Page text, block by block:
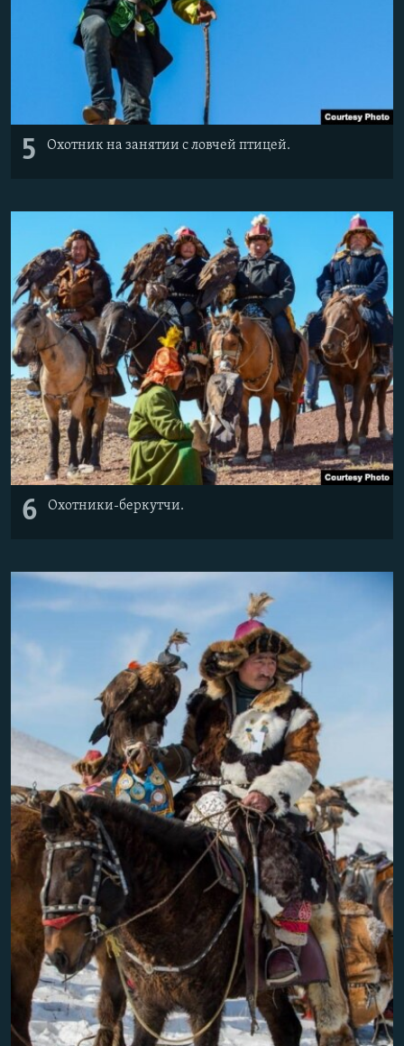
5 Охотник на занятии с ловчей птицей.
6 Охотники-беркутчи.